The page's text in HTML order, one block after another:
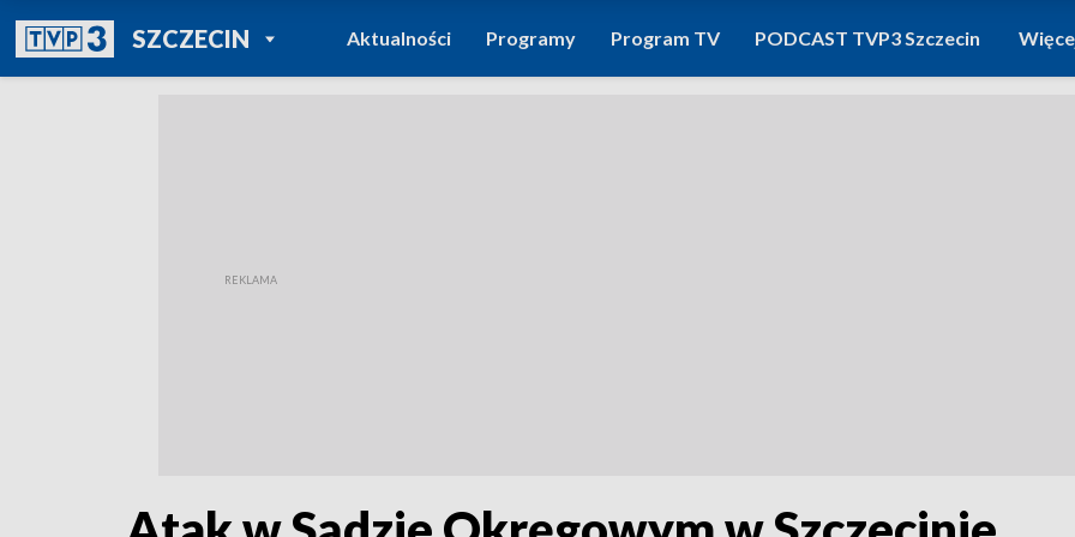
SZCZECINPOWRÓT DO
TVP REGIONY
Aktualności Programy Program TV PODCAST TVP3 Szczecin